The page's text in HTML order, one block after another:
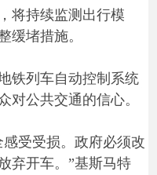
将持续监测出行模
缓堵措施。
铁列车自动控制系统
对公共交通的信心。
受受损。政府必须改
弃开车。”基斯马特